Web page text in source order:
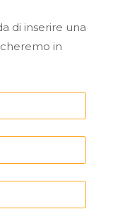
di inserire una
in